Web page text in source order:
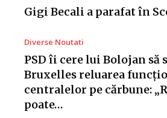
Gigi Becali a parafat în
Diverse Noutati
PSD îi cere lui Bolojan să
Bruxelles reluarea
centralelor pe cărbune:
poate…